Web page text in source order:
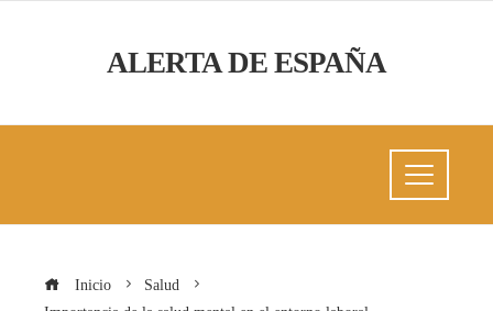
ALERTA DE ESPAÑA
Inicio
Salud